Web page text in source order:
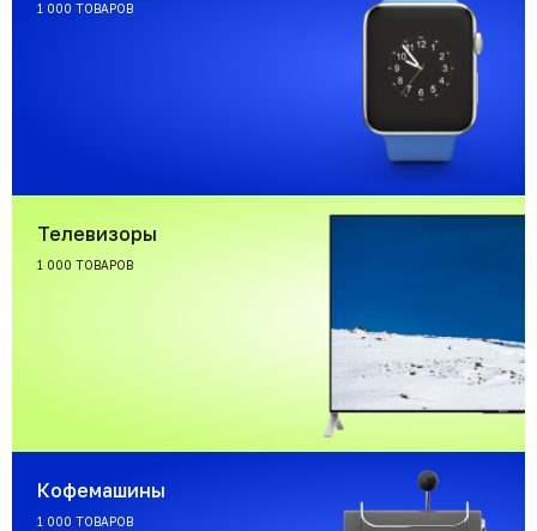
1 000 ТОВАРОВ
Телевизоры
1 000 ТОВАРОВ
Кофемашины
1 000 ТОВАРОВ